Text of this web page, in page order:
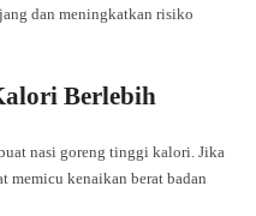
dan meningkatkan risiko
Berlebih
nasi goreng tinggi kalori. Jika
kenaikan berat badan